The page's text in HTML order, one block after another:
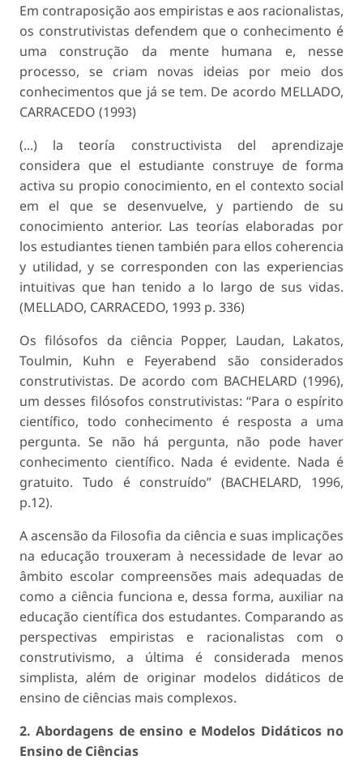
Em contraposição aos empiristas e aos racionalistas,
os construtivistas defendem que o conhecimento é
uma construção da mente humana e, nesse
processo, se criam novas ideias por meio dos
conhecimentos que já se tem. De acordo MELLADO,
CARRACEDO (1993)
(...) la teoría constructivista del aprendizaje
considera que el estudiante construye de forma
activa su propio conocimiento, en el contexto social
em el que se desenvuelve, y partiendo de su
conocimiento anterior. Las teorías elaboradas por
los estudiantes tienen también para ellos coherencia
y utilidad, y se corresponden con las experiencias
intuitivas que han tenido a lo largo de sus vidas.
(MELLADO, CARRACEDO, 1993 p. 336)
Os filósofos da ciência Popper, Laudan, Lakatos,
Toulmin, Kuhn e Feyerabend são considerados
construtivistas. De acordo com BACHELARD (1996),
um desses filósofos construtivistas: “Para o espírito
científico, todo conhecimento é resposta a uma
pergunta. Se não há pergunta, não pode haver
conhecimento científico. Nada é evidente. Nada é
gratuito. Tudo é construído” (BACHELARD, 1996,
p.12).
A ascensão da Filosofia da ciência e suas implicações
na educação trouxeram à necessidade de levar ao
âmbito escolar compreensões mais adequadas de
como a ciência funciona e, dessa forma, auxiliar na
educação científica dos estudantes. Comparando as
perspectivas empiristas e racionalistas com o
construtivismo, a última é considerada menos
simplista, além de originar modelos didáticos de
ensino de ciências mais complexos.
2. Abordagens de ensino e Modelos Didáticos no
Ensino de Ciências